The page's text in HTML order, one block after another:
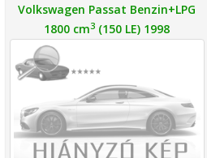
Volkswagen Passat Benzin+LPG
1800 cm3 (150 LE) 1998